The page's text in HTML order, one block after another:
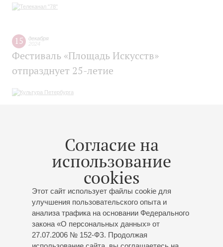
Согласие на
использование
cookies
Этот сайт использует файлы cookie для
улучшения пользовательского опыта и
анализа трафика на основании Федерального
закона «О персональных данных» от
27.07.2006 № 152-ФЗ. Продолжая
15
декабря
Фестиваль «Площадь Искусств»
отпразднует 25-летие
Международный фестиваль «Площадь
Искусств» начинает работу в Санкт-
Петербурге
декабря
В Петербурге откроют международный